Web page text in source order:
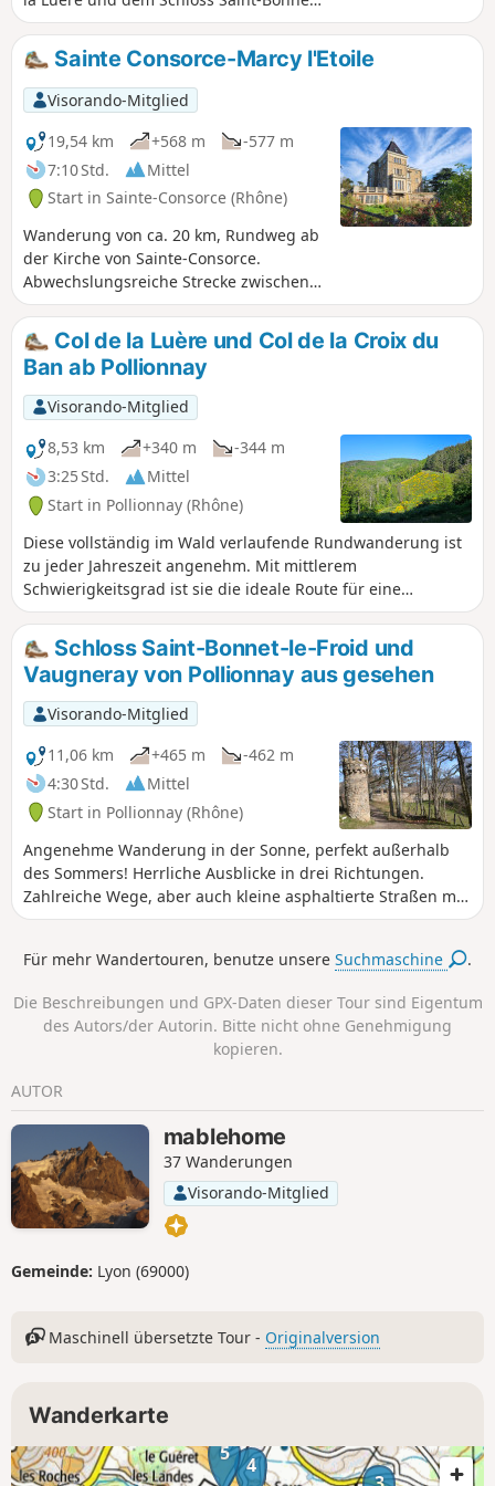
le Froid. Ein großer Teil dieser Route
verläuft durch den Wald.
Sainte Consorce-Marcy l'Etoile
Visorando-Mitglied
19,54 km
+568 m
-577 m
7:10 Std.
Mittel
Start in Sainte-Consorce (Rhône)
Wanderung von ca. 20 km, Rundweg ab
der Kirche von Sainte-Consorce.
Abwechslungsreiche Strecke zwischen
Wäldern, Wiesen und vorstädtischer
Umgebung.
Col de la Luère und Col de la Croix du
Ban ab Pollionnay
Visorando-Mitglied
8,53 km
+340 m
-344 m
3:25 Std.
Mittel
Start in Pollionnay (Rhône)
Diese vollständig im Wald verlaufende Rundwanderung ist
zu jeder Jahreszeit angenehm. Mit mittlerem
Schwierigkeitsgrad ist sie die ideale Route für eine
Halbtagswanderung. Ein Start vom Col de la Croix du Ban
ist möglich, die Anzahl der Parkplätze ist jedoch begrenzt.
Schloss Saint-Bonnet-le-Froid und
Vaugneray von Pollionnay aus gesehen
Visorando-Mitglied
11,06 km
+465 m
-462 m
4:30 Std.
Mittel
Start in Pollionnay (Rhône)
Angenehme Wanderung in der Sonne, perfekt außerhalb
des Sommers! Herrliche Ausblicke in drei Richtungen.
Zahlreiche Wege, aber auch kleine asphaltierte Straßen mit
sehr wenig Verkehr. Eine schöne 3-stündige Tour in den
Wanderer).
Für mehr Wandertouren, benutze unsereSuchmaschine .
Die Beschreibungen und GPX-Daten dieser Tour sind Eigentum
des Autors/der Autorin. Bitte nicht ohne Genehmigung
kopieren.
AUTOR
mablehome
37 Wanderungen
Visorando-Mitglied
Gemeinde: Lyon (69000)
Maschinell übersetzte Tour - Originalversion
Wanderkarte
4
5